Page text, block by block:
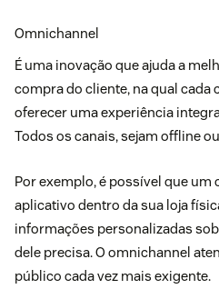
Omnichannel
É uma inovação que ajuda a
compra do cliente, na qual cada
oferecer uma experiência
Todos os canais, sejam offline
Por exemplo, é possível que um
aplicativo dentro da sua loja
informações personalizadas
dele precisa. O omnichannel
público cada vez mais exigente.